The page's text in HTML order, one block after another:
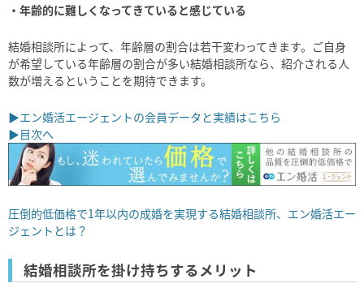
・年齢的に難しくなってきていると感じている
結婚相談所によって、年齢層の割合は若干変わってきます。ご自身
が希望している年齢層の割合が多い結婚相談所なら、紹介される人
数が増えるということを期待できます。
▶エン婚活エージェントの会員データと実績はこちら
▶目次へ
圧倒的低価格で1年以内の成婚を実現する結婚相談所、エン婚活エー
ジェントとは？
結婚相談所を掛け持ちするメリット